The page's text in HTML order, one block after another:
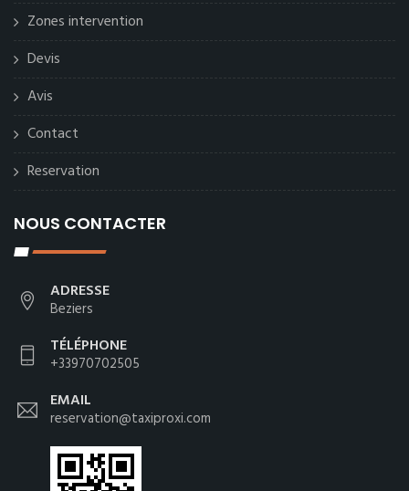
Zones intervention
Devis
Avis
Contact
Reservation
NOUS CONTACTER
ADRESSE
Beziers
TÉLÉPHONE
+33970702505
EMAIL
reservation@taxiproxi.com